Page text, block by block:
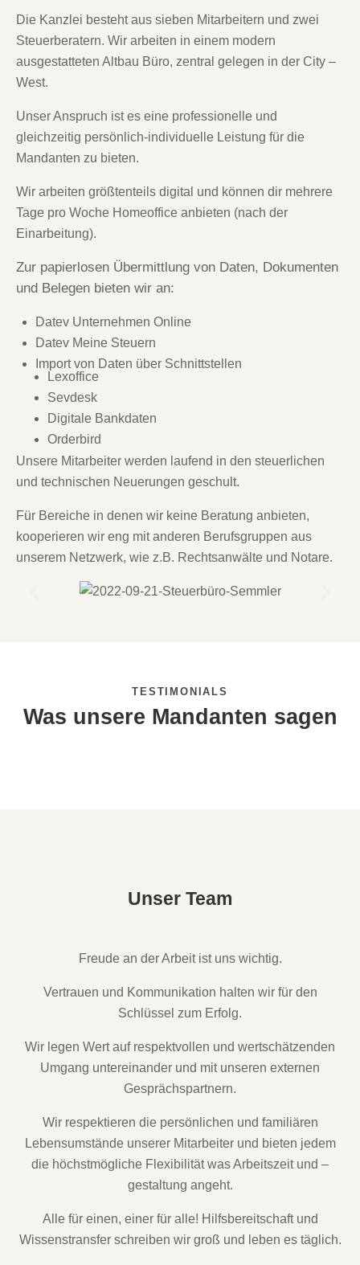
Die Kanzlei besteht aus sieben Mitarbeitern und zwei
Steuerberatern. Wir arbeiten in einem modern
ausgestatteten Altbau Büro, zentral gelegen in der City –
West.
Unser Anspruch ist es eine professionelle und
gleichzeitig persönlich-individuelle Leistung für die
Mandanten zu bieten.
Wir arbeiten größtenteils digital und können dir mehrere
Tage pro Woche Homeoffice anbieten (nach der
Einarbeitung).
Zur papierlosen Übermittlung von Daten, Dokumenten
und Belegen bieten wir an:
Datev Unternehmen Online
Datev Meine Steuern
Import von Daten über Schnittstellen
Lexoffice
Sevdesk
Digitale Bankdaten
Orderbird
Unsere Mitarbeiter werden laufend in den steuerlichen
und technischen Neuerungen geschult.
Für Bereiche in denen wir keine Beratung anbieten,
kooperieren wir eng mit anderen Berufsgruppen aus
unserem Netzwerk, wie z.B. Rechtsanwälte und Notare.
TESTIMONIALS
Was unsere Mandanten sagen
Unser Team
Freude an der Arbeit ist uns wichtig.
Vertrauen und Kommunikation halten wir für den
Schlüssel zum Erfolg.
Wir legen Wert auf respektvollen und wertschätzenden
Umgang untereinander und mit unseren externen
Gesprächspartnern.
Wir respektieren die persönlichen und familiären
Lebensumstände unserer Mitarbeiter und bieten jedem
die höchstmögliche Flexibilität was Arbeitszeit und –
gestaltung angeht.
Alle für einen, einer für alle! Hilfsbereitschaft und
Wissenstransfer schreiben wir groß und leben es täglich.